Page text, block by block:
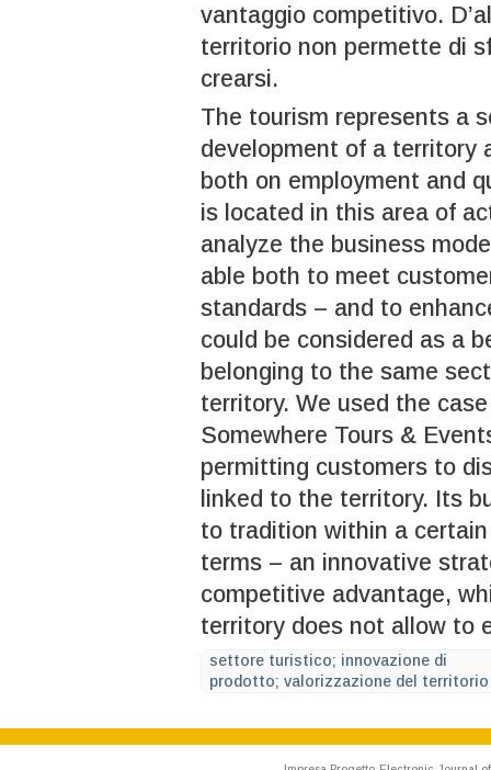
vantaggio competitivo.
territorio non permette di
crearsi.
The tourism represents a
development of a territory
both on employment and
is located in this area of
analyze the business
able both to meet
standards – and to
could be considered as a
belonging to the same
territory. We used the
Somewhere Tours &
permitting customers to
linked to the territory. Its
to tradition within a
terms – an innovative
competitive advantage,
territory does not allow to
settore turistico; innovazione di
prodotto; valorizzazione del territorio